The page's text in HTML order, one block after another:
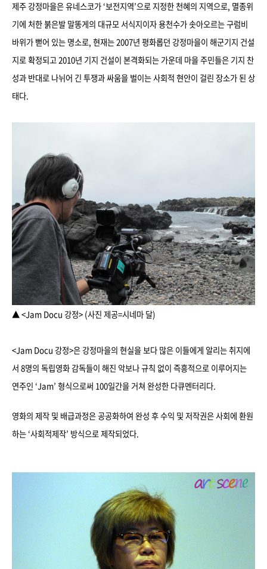
제주 강정마을은 유네스코가 ‘보전지역’으로 지정한 천혜의 지역으로, 멸종위
기에 처한 붉은발 말똥게의 대규모 서식지이자 용천수가 솟아오르는 구럼비
바위가 뻗어 있는 명소로, 현재는 2007년 평화롭던 강정마을이 해군기지 건설
지로 확정되고 2010년 기지 건설이 본격화되는 가운데 마을 주민들은 기지 찬
성과 반대로 나뉘어 긴 투쟁과 싸움을 벌이는 사회적 현안이 걸린 장소가 된 상
태다.
▲ <Jam Docu 강정> (사진 제공=시네마 달)
<Jam Docu 강정>은 강정마을의 현실을 보다 많은 이들에게 알리는 취지에
서 8명의 독립영화 감독들이 해진 악보나 규칙 없이 즉흥적으로 이루어지는
연주인 ‘Jam’ 형식으로써 100일간을 거쳐 완성한 다큐멘터리다.
영화의 제작 및 배급과정은 공공화하여 완성 후 수익 및 저작권은 사회에 환원
하는 ‘사회적제작’ 방식으로 제작되었다.